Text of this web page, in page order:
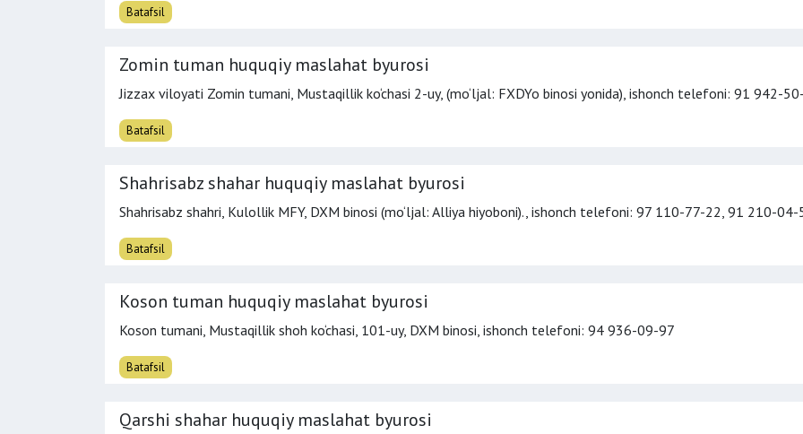
Batafsil
Zomin tuman huquqiy maslahat byurosi
Jizzax viloyati Zomin tumani, Mustaqillik ko‘chasi 2-uy, (mo‘ljal: FXDYo binosi yonida), ishonch telefoni: 91 942-
Batafsil
Shahrisabz shahar huquqiy maslahat byurosi
Shahrisabz shahri, Kulollik MFY, DXM binosi (mo‘ljal: Alliya hiyoboni)., ishonch telefoni: 97 110-77-22, 91 210-04-
Batafsil
Koson tuman huquqiy maslahat byurosi
Koson tumani, Mustaqillik shoh ko‘chasi, 101-uy, DXM binosi, ishonch telefoni: 94 936-09-97
Batafsil
Qarshi shahar huquqiy maslahat byurosi